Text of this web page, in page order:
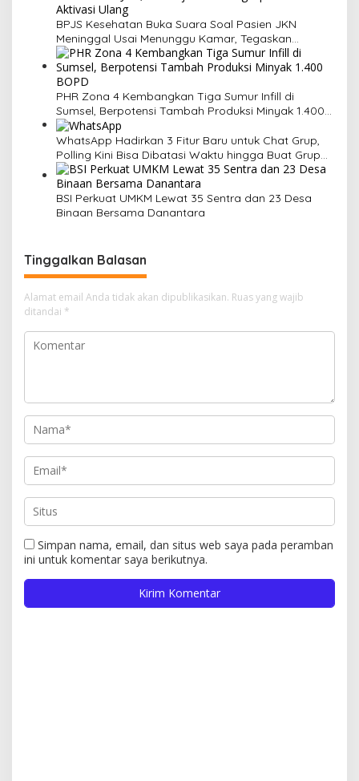
BPJS Kesehatan Buka Suara Soal Pasien JKN
Meninggal Usai Menunggu Kamar, Tegaskan
Peserta Berhak Dilayani
PHR Zona 4 Kembangkan Tiga Sumur Infill di
Sumsel, Berpotensi Tambah Produksi Minyak 1.400
BOPD
WhatsApp Hadirkan 3 Fitur Baru untuk Chat Grup,
Polling Kini Bisa Dibatasi Waktu hingga Buat Grup
Instan
BSI Perkuat UMKM Lewat 35 Sentra dan 23 Desa
Binaan Bersama Danantara
Tinggalkan Balasan
Alamat email Anda tidak akan dipublikasikan. Ruas yang wajib
ditandai *
Simpan nama, email, dan situs web saya pada peramban
ini untuk komentar saya berikutnya.